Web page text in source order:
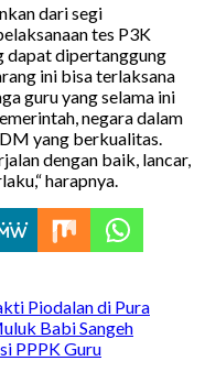
dari segi
tes P3K
dapat dipertanggung
ini bisa terlaksana
guru yang selama ini
negara dalam
yang berkualitas.
dengan baik, lancar,
harapnya.
Piodalan di Pura
Babi Sangeh
PPPK Guru